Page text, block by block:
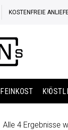
KOSTENFREIE
FEINKOST
Alle 4 Ergebnisse